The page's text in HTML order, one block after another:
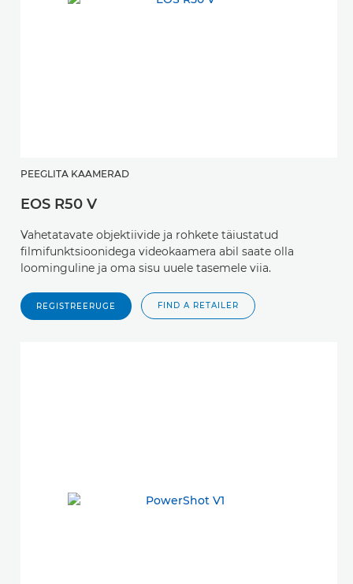
PEEGLITA KAAMERAD
EOS R50 V
Vahetatavate objektiivide ja rohkete täiustatud
filmifunktsioonidega videokaamera abil saate olla
loominguline ja oma sisu uuele tasemele viia.
REGISTREERUGE FIND A RETAILER